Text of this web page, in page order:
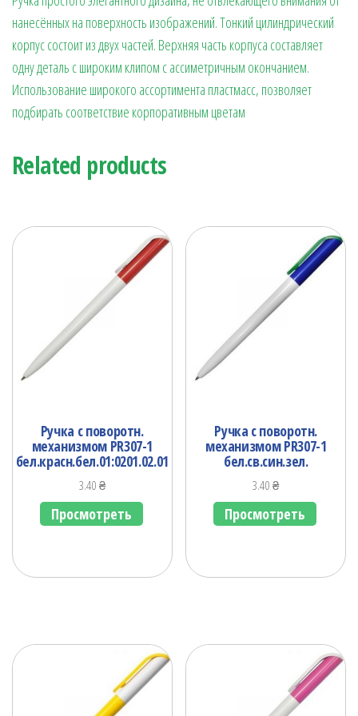
нанесённых на поверхность изображений. Тонкий цилиндрический
корпус состоит из двух частей. Верхняя часть корпуса составляет
одну деталь с широким клипом с ассиметричным окончанием.
Использование широкого ассортимента пластмасс, позволяет
подбирать соответствие корпоративным цветам
Related products
Ручка с поворотн.
механизмом PR307-1
бел.красн.бел.01:0201.02.01
3.40₴
Просмотреть
Ручка с поворотн.
механизмом PR307-1
бел.св.син.зел.
3.40₴
Просмотреть